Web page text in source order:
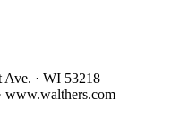
· WI 53218
www.walthers.com